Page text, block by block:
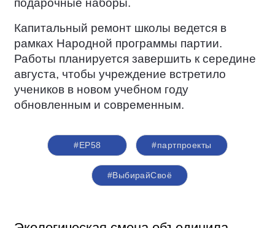
подарочные наборы.
Капитальный ремонт школы ведется в
рамках Народной программы партии.
Работы планируется завершить к середине
августа, чтобы учреждение встретило
учеников в новом учебном году
обновленным и современным.
#ЕР58 #партпроекты
#ВыбирайСвоё